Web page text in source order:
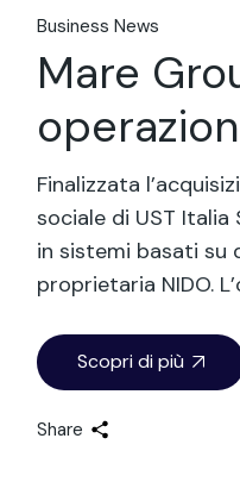
Business News
Mare
Finalizzata
sociale di UST Italia
in sistemi basati su
proprietaria NIDO.
Scopri di più
Share